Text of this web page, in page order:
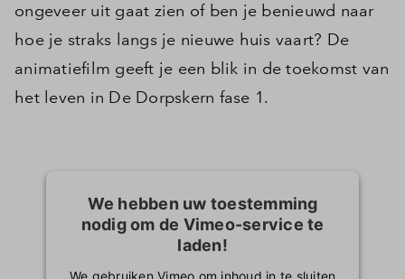
ongeveer uit gaat zien of ben je benieuwd naar
hoe je straks langs je nieuwe huis vaart? De
animatiefilm geeft je een blik in de toekomst van
het leven in De Dorpskern fase 1.
We hebben uw toestemming
nodig om de Vimeo-service te
laden!
We gebruiken Vimeo om inhoud in te sluiten